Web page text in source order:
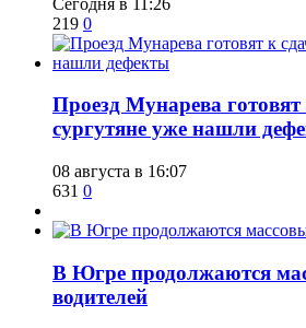
219 0
​Проезд Мунарева готовят
сургутяне уже нашли
08 августа в 16:07
631 0
​В Югре продолжаются
водителей